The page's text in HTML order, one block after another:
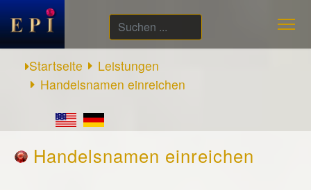
Suchen
...
Startseite
Leistungen
Handelsnamen einreichen
Handelsnamen einreichen